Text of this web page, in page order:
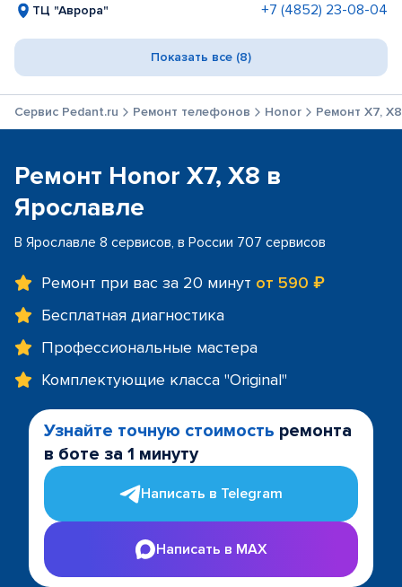
ТЦ "Аврора" +7 (4852) 23-08-04
Показать все (8)
Сервис Pedant.ru Ремонт телефонов Honor Ремонт X7, X8
Ремонт Honor X7, X8 в
Ярославле
В Ярославле 8 сервисов, в России 707 сервисов
Ремонт при вас за 20 минут от 590 ₽
Бесплатная диагностика
Профессиональные мастера
Комплектующие класса "Original"
Узнайте точную стоимость ремонта
в боте за 1 минуту
Написать в Telegram
Написать в MAX